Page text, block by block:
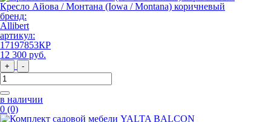
Кресло Айова / Монтана (Iowa / Montana) коричневый
бренд:
Allibert
артикул:
17197853КР
12 300 руб.
+ -
в наличии
0 (0)